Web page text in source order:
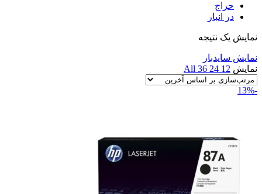
حراج
در انبار
نمایش یک نتیجه
نمایش سایدبار
نمایش 12
24
36
All
-13%